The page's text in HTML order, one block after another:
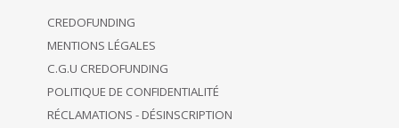
CREDOFUNDING
MENTIONS LÉGALES
C.G.U CREDOFUNDING
POLITIQUE DE CONFIDENTIALITÉ
RÉCLAMATIONS - DÉSINSCRIPTION